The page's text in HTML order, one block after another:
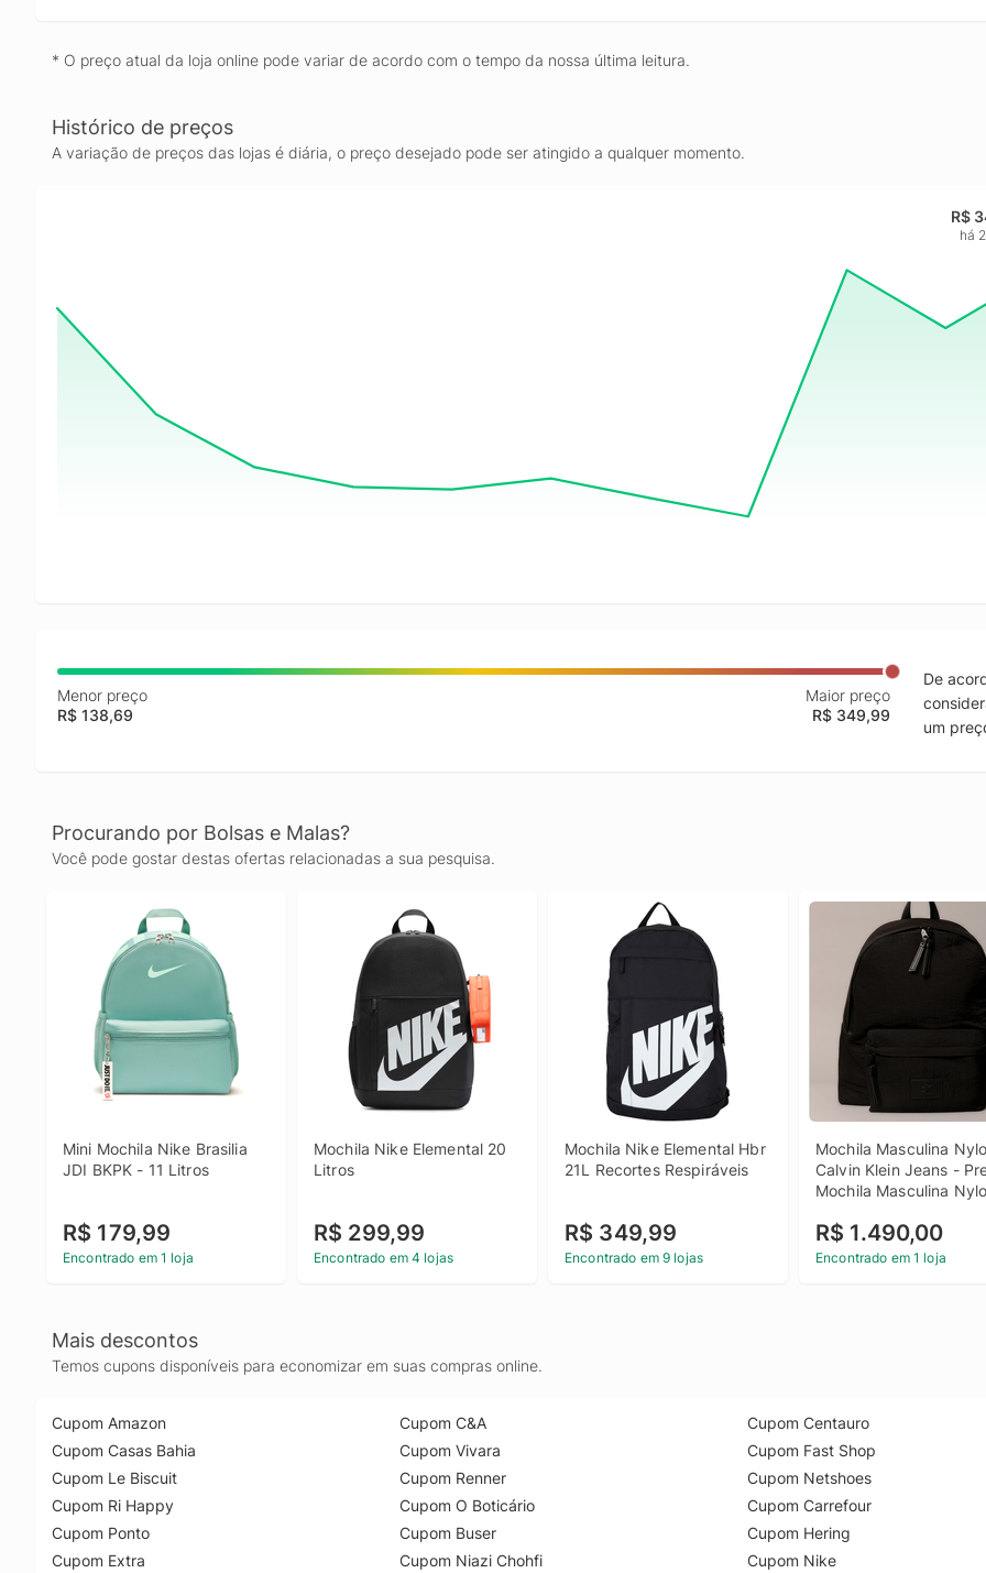
* O preço atual da loja online pode variar de acordo com o tempo da nossa última leitura.
Histórico de preços
A variação de preços das lojas é diária, o preço desejado pode ser atingido a qualquer momento.
R$
há
Menor preço
R$ 138,69
Maior preço
R$ 349,99
De
um
Procurando por Bolsas e Malas?
Você pode gostar destas ofertas relacionadas a sua pesquisa.
Mini Mochila Nike Brasilia
JDI BKPK - 11 Litros
R$ 179,99
Encontrado em 1 loja
Mochila Nike Elemental 20
Litros
R$ 299,99
Encontrado em 4 lojas
Mochila Nike Elemental Hbr
21L Recortes Respiráveis
R$ 349,99
Encontrado em 9 lojas
Mochila Masculina
Calvin Klein Jeans -
Mochila Masculina
R$ 1.490,00
Encontrado em 1 loja
Mais descontos
Temos cupons disponíveis para economizar em suas compras online.
Cupom Amazon
Cupom Casas Bahia
Cupom Le Biscuit
Cupom Ri Happy
Cupom Ponto
Cupom Extra
Cupom C&A
Cupom Vivara
Cupom Renner
Cupom O Boticário
Cupom Buser
Cupom Niazi Chohfi
Cupom Centauro
Cupom Fast Shop
Cupom Netshoes
Cupom Carrefour
Cupom Hering
Cupom Nike